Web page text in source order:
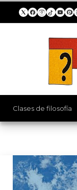
Clases de filosofía